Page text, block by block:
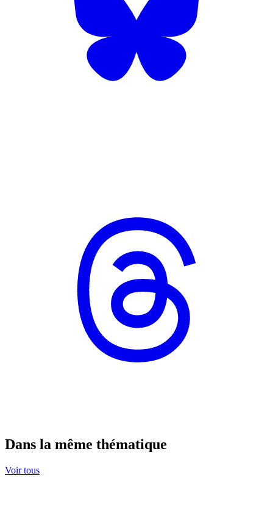
Dans la même thématique
Voir tous